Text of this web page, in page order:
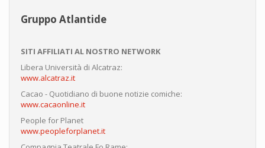
Gruppo Atlantide
SITI AFFILIATI AL NOSTRO NETWORK
Libera Università di Alcatraz:
www.alcatraz.it
Cacao - Quotidiano di buone notizie comiche:
www.cacaonline.it
People for Planet
www.peopleforplanet.it